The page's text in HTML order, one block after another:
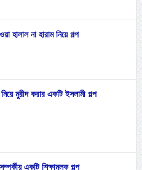
হালাল না হারাম নিয়ে গল্প
মুরীদ করার একটি ইসলামী গল্প
একটি শিক্ষামূলক গল্প